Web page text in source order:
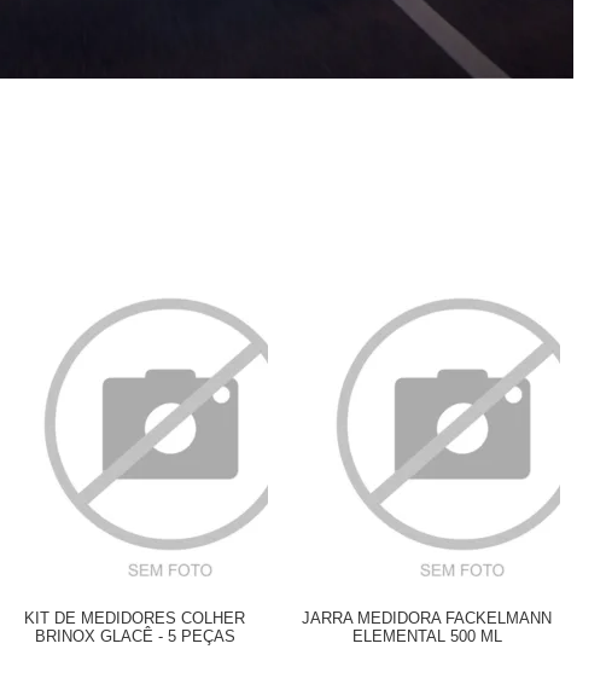
KIT DE MEDIDORES COLHER
BRINOX GLACÊ - 5 PEÇAS
JARRA MEDIDORA FACKELMANN
ELEMENTAL 500 ML